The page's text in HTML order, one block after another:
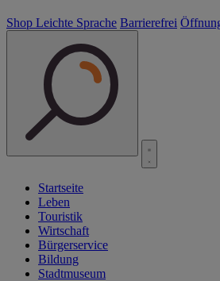
Shop Leichte Sprache Barrierefrei
Startseite
Leben
Touristik
Wirtschaft
Bürgerservice
Bildung
Stadtmuseum